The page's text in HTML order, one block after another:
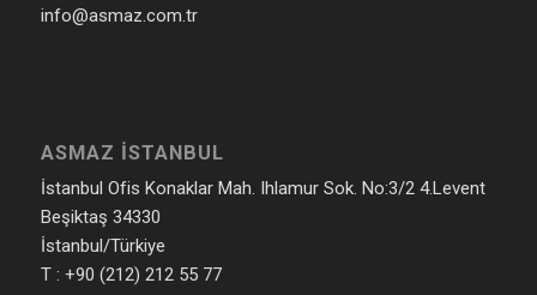
info@asmaz.com.tr
ASMAZ İSTANBUL
İstanbul Ofis Konaklar Mah. Ihlamur Sok. No:3/2 4.Levent
Beşiktaş 34330
İstanbul/Türkiye
T : +90 (212) 212 55 77